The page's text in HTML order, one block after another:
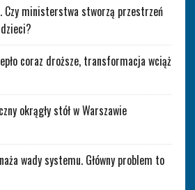
Czy ministerstwa stworzą przestrzeń
coraz droższe, transformacja wciąż
okrągły stół w Warszawie
wady systemu. Główny problem to